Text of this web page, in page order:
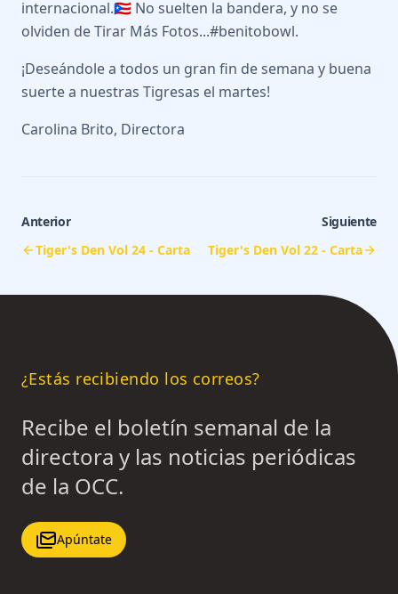
internacional.🇵🇷 No suelten la bandera, y no se
olviden de Tirar Más Fotos...#benitobowl.
¡Deseándole a todos un gran fin de semana y buena
suerte a nuestras Tigresas el martes!
Carolina Brito, Directora
Anterior
Tiger's Den Vol 24 - Carta
Siguiente
Tiger's Den Vol 22 - Carta
¿Estás recibiendo los correos?
Recibe el boletín semanal de la
directora y las noticias periódicas
de la OCC.
Apúntate